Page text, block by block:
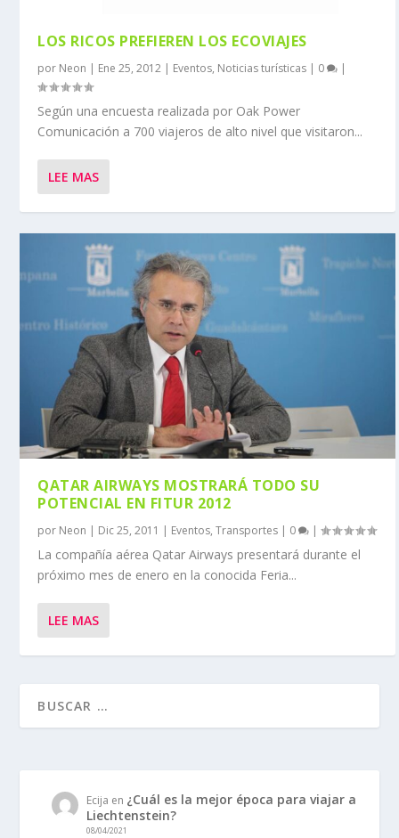
LOS RICOS PREFIEREN LOS ECOVIAJES
por Neon | Ene 25, 2012 | Eventos, Noticias turísticas | 0 |
Según una encuesta realizada por Oak Power
Comunicación a 700 viajeros de alto nivel que visitaron...
LEE MAS
QATAR AIRWAYS MOSTRARÁ TODO SU
POTENCIAL EN FITUR 2012
por Neon | Dic 25, 2011 | Eventos,Transportes | 0 |
La compañía aérea Qatar Airways presentará durante el
próximo mes de enero en la conocida Feria...
LEE MAS
Ecija en ¿Cuál es la mejor época para viajar a
Liechtenstein?
08/04/2021